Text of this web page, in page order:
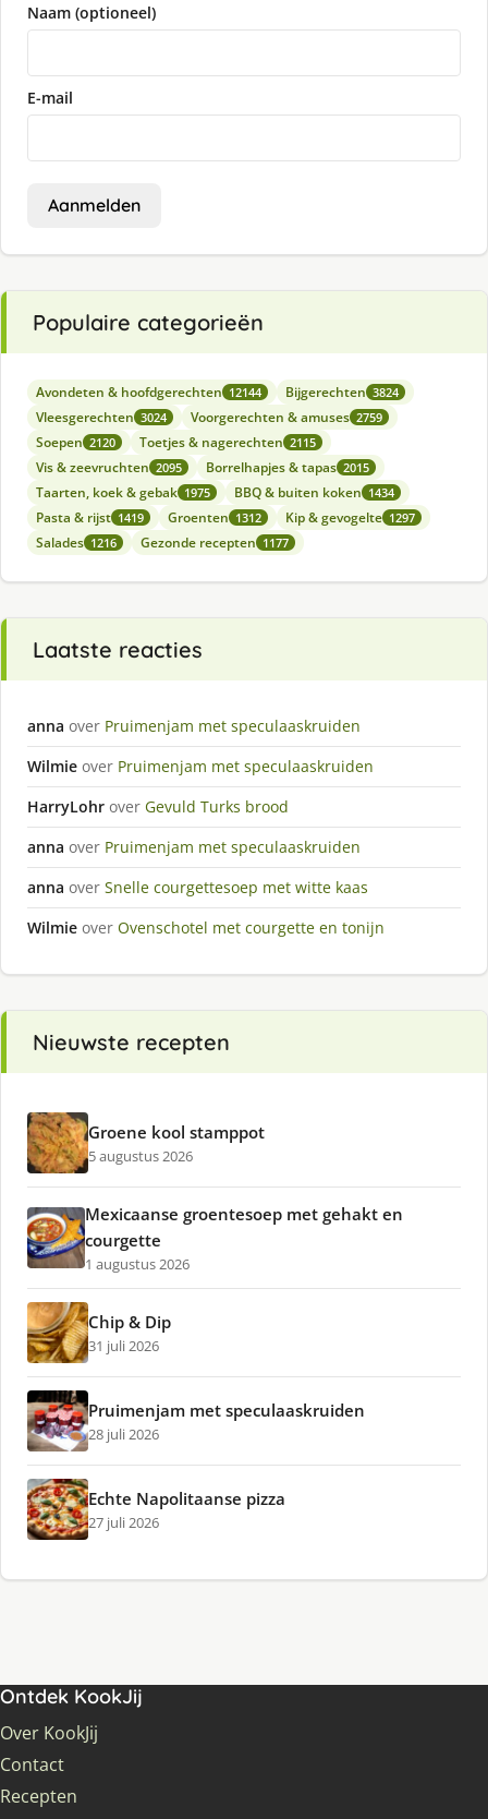
Naam (optioneel)
E-mail
Aanmelden
Populaire categorieën
Avondeten & hoofdgerechten 12144 Bijgerechten 3824
Vleesgerechten 3024 Voorgerechten & amuses 2759
Soepen 2120 Toetjes & nagerechten 2115
Vis & zeevruchten 2095 Borrelhapjes & tapas 2015
Taarten, koek & gebak 1975 BBQ & buiten koken 1434
Pasta & rijst 1419 Groenten 1312 Kip & gevogelte 1297
Salades 1216 Gezonde recepten 1177
Laatste reacties
anna over Pruimenjam met speculaaskruiden
Wilmie over Pruimenjam met speculaaskruiden
HarryLohr over Gevuld Turks brood
anna over Pruimenjam met speculaaskruiden
anna over Snelle courgettesoep met witte kaas
Wilmie over Ovenschotel met courgette en tonijn
Nieuwste recepten
Groene kool stamppot
5 augustus 2026
Mexicaanse groentesoep met gehakt en
courgette
1 augustus 2026
Chip & Dip
31 juli 2026
Pruimenjam met speculaaskruiden
28 juli 2026
Echte Napolitaanse pizza
27 juli 2026
Ontdek KookJij
Over KookJij
Contact
Recepten